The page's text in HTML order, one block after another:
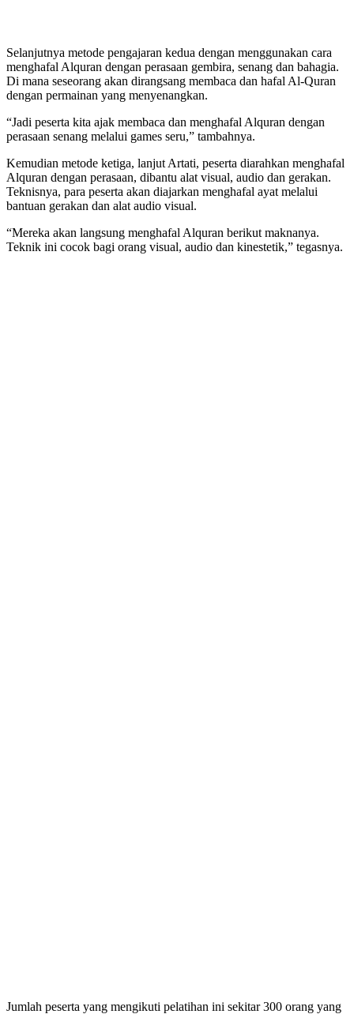
Selanjutnya metode pengajaran kedua dengan menggunakan cara
menghafal Alquran dengan perasaan gembira, senang dan bahagia.
Di mana seseorang akan dirangsang membaca dan hafal Al-Quran
dengan permainan yang menyenangkan.
“Jadi peserta kita ajak membaca dan menghafal Alquran dengan
perasaan senang melalui games seru,” tambahnya.
Kemudian metode ketiga, lanjut Artati, peserta diarahkan menghafal
Alquran dengan perasaan, dibantu alat visual, audio dan gerakan.
Teknisnya, para peserta akan diajarkan menghafal ayat melalui
bantuan gerakan dan alat audio visual.
“Mereka akan langsung menghafal Alquran berikut maknanya.
Teknik ini cocok bagi orang visual, audio dan kinestetik,” tegasnya.
Jumlah peserta yang mengikuti pelatihan ini sekitar 300 orang yang